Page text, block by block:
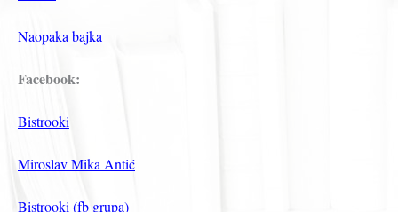
Naopaka bajka
Facebook:
Bistrooki
Miroslav Mika Antić
Bistrooki (fb grupa)